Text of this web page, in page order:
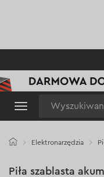
Elektronarzędzia
Piła szablasta